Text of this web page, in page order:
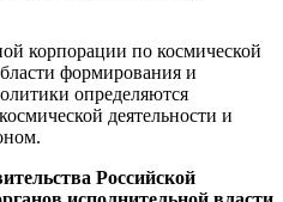
корпорации по космической
формирования и
определяются
деятельности и
Российской